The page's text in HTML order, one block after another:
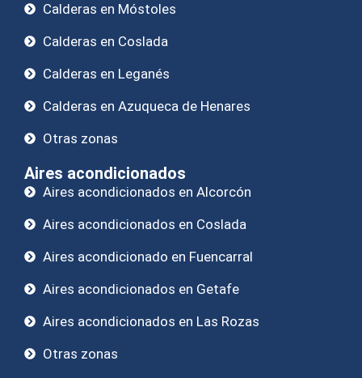
Calderas en Móstoles
Calderas en Coslada
Calderas en Leganés
Calderas en Azuqueca de Henares
Otras zonas
Aires acondicionados
Aires acondicionados en Alcorcón
Aires acondicionados en Coslada
Aires acondicionado en Fuencarral
Aires acondicionados en Getafe
Aires acondicionados en Las Rozas
Otras zonas